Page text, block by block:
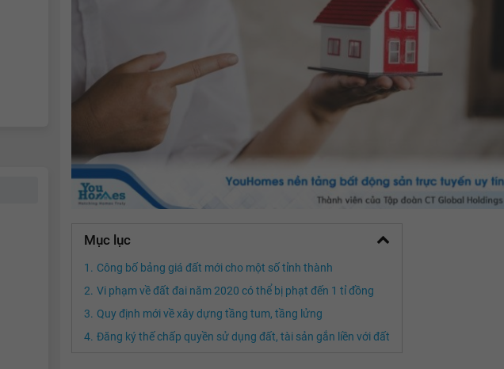
Mục lục
Công bố bảng giá đất mới cho một số tỉnh thành
Vi phạm về đất đai năm 2020 có thể bị phạt đến 1 tỉ đồng
Quy định mới về xây dựng tầng tum, tầng lửng
Đăng ký thế chấp quyền sử dụng đất, tài sản gắn liền với đất